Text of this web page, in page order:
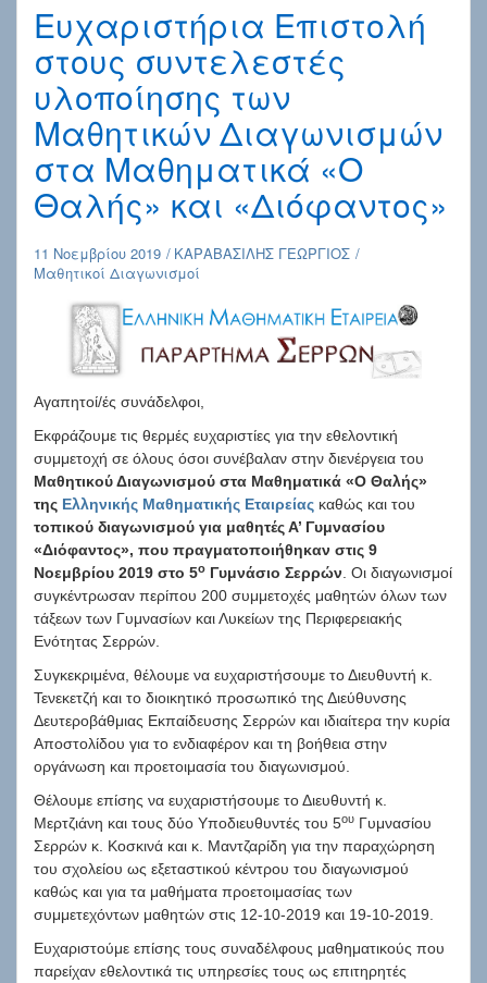
Ευχαριστήρια Επιστολή
στους συντελεστές
υλοποίησης των
Μαθητικών Διαγωνισμών
στα Μαθηματικά «Ο
Θαλής» και «Διόφαντος»
11 Νοεμβρίου 2019
ΚΑΡΑΒΑΣΙΛΗΣ ΓΕΩΡΓΙΟΣ
Μαθητικοί Διαγωνισμοί
Αγαπητοί/ές συνάδελφοι,
Εκφράζουμε τις θερμές ευχαριστίες για την εθελοντική
συμμετοχή σε όλους όσοι συνέβαλαν στην διενέργεια του
Μαθητικού Διαγωνισμού στα Μαθηματικά «Ο Θαλής»
της Ελληνικής Μαθηματικής Εταιρείας καθώς και του
τοπικού διαγωνισμού για μαθητές Α’ Γυμνασίου
«Διόφαντος», που πραγματοποιήθηκαν στις 9
Νοεμβρίου 2019 στο 5ο Γυμνάσιο Σερρών . Οι διαγωνισμοί
συγκέντρωσαν περίπου 200 συμμετοχές μαθητών όλων των
τάξεων των Γυμνασίων και Λυκείων της Περιφερειακής
Ενότητας Σερρών.
Συγκεκριμένα, θέλουμε να ευχαριστήσουμε το Διευθυντή κ.
Τενεκετζή και το διοικητικό προσωπικό της Διεύθυνσης
Δευτεροβάθμιας Εκπαίδευσης Σερρών και ιδιαίτερα την κυρία
Αποστολίδου για το ενδιαφέρον και τη βοήθεια στην
οργάνωση και προετοιμασία του διαγωνισμού.
Θέλουμε επίσης να ευχαριστήσουμε το Διευθυντή κ.
Μερτζιάνη και τους δύο Υποδιευθυντές του 5ου Γυμνασίου
Σερρών κ. Κοσκινά και κ. Μαντζαρίδη για την παραχώρηση
του σχολείου ως εξεταστικού κέντρου του διαγωνισμού
καθώς και για τα μαθήματα προετοιμασίας των
συμμετεχόντων μαθητών στις 12-10-2019 και 19-10-2019.
Ευχαριστούμε επίσης τους συναδέλφους μαθηματικούς που
παρείχαν εθελοντικά τις υπηρεσίες τους ως επιτηρητές